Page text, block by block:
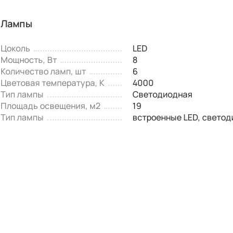
Лампы
Цоколь
LED
Мощность, Вт
8
Количество ламп, шт
6
Цветовая температура, К
4000
Тип лампы
Светодиодная
Площадь освещения, м2
19
Тип лампы
встроенные LED,